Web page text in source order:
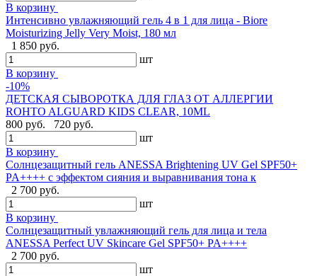
В корзину
Интенсивно увлажняющий гель 4 в 1 для лица - Biore
Moisturizing Jelly Very Moist, 180 мл
1 850 руб.
шт
В корзину
-10%
ДЕТСКАЯ СЫВОРОТКА ДЛЯ ГЛАЗ ОТ АЛЛЕРГИИ
ROHTO ALGUARD KIDS CLEAR, 10ML
800 руб.
720 руб.
шт
В корзину
Солнцезащитный гель ANESSA Brightening UV Gel SPF50+
PA++++ с эффектом сияния и выравнивания тона к
2 700 руб.
шт
В корзину
Солнцезащитный увлажняющий гель для лица и тела
ANESSA Perfect UV Skincare Gel SPF50+ PA++++
2 700 руб.
шт